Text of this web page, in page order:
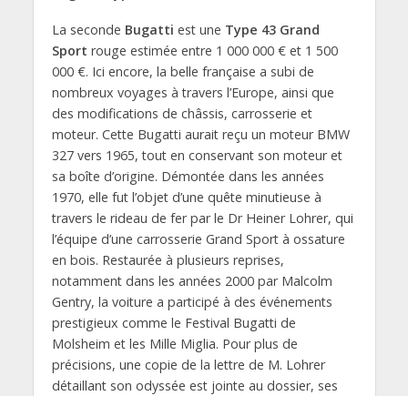
La seconde Bugatti est une Type 43 Grand
Sport rouge estimée entre 1 000 000 € et 1 500
000 €. Ici encore, la belle française a subi de
nombreux voyages à travers l’Europe, ainsi que
des modifications de châssis, carrosserie et
moteur. Cette Bugatti aurait reçu un moteur BMW
327 vers 1965, tout en conservant son moteur et
sa boîte d’origine. Démontée dans les années
1970, elle fut l’objet d’une quête minutieuse à
travers le rideau de fer par le Dr Heiner Lohrer, qui
l’équipe d’une carrosserie Grand Sport à ossature
en bois. Restaurée à plusieurs reprises,
notamment dans les années 2000 par Malcolm
Gentry, la voiture a participé à des événements
prestigieux comme le Festival Bugatti de
Molsheim et les Mille Miglia. Pour plus de
précisions, une copie de la lettre de M. Lohrer
détaillant son odyssée est jointe au dossier, ses